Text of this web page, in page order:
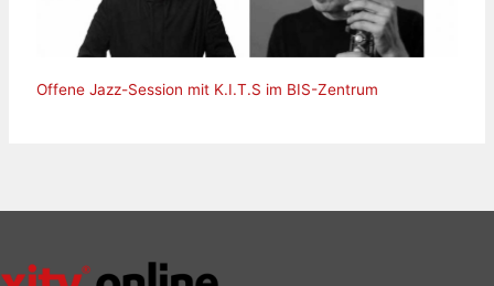
Offene Jazz-Session mit K.I.T.S im BIS-Zentrum